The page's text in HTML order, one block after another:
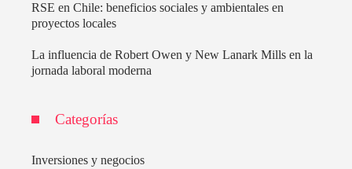
RSE en Chile: beneficios sociales y ambientales en
proyectos locales
La influencia de Robert Owen y New Lanark Mills en la
jornada laboral moderna
Categorías
Inversiones y negocios